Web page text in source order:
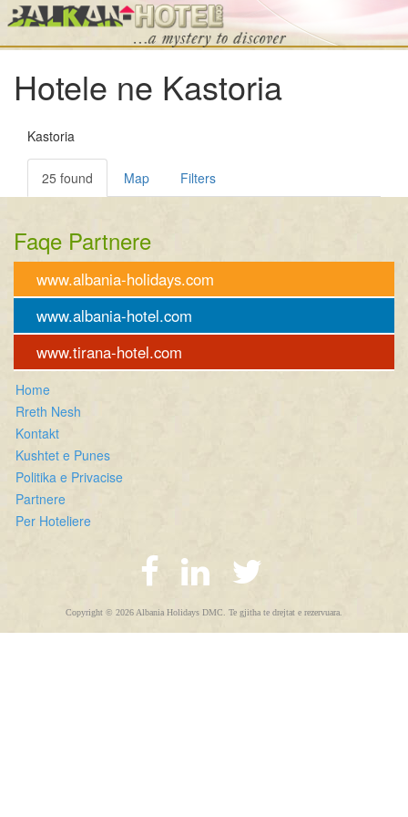
Hotele ne Kastoria
Kastoria
25 found Map Filters
Faqe Partnere
www.albania-holidays.com
www.albania-hotel.com
www.tirana-hotel.com
Home
Rreth Nesh
Kontakt
Kushtet e Punes
Politika e Privacise
Partnere
Per Hoteliere
Copyright © 2026 Albania Holidays DMC. Te gjitha te drejtat e rezervuara.